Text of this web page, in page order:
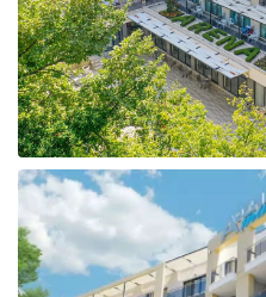
Taizeme
Turcija
Apvienotie Arābu
Itālija
Kipra
Dominikānas